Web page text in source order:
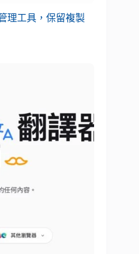
理工具，保留複製